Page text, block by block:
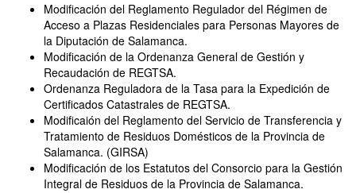
Modificación del Reglamento Regulador del Régimen de
Acceso a Plazas Residenciales para Personas Mayores de
la Diputación de Salamanca.
Modificación de la Ordenanza General de Gestión y
Recaudación de REGTSA.
Ordenanza Reguladora de la Tasa para la Expedición de
Certificados Catastrales de REGTSA.
Modificaión del Reglamento del Servicio de Transferencia y
Tratamiento de Residuos Domésticos de la Provincia de
Salamanca. (GIRSA)
Modificación de los Estatutos del Consorcio para la Gestión
Integral de Residuos de la Provincia de Salamanca.